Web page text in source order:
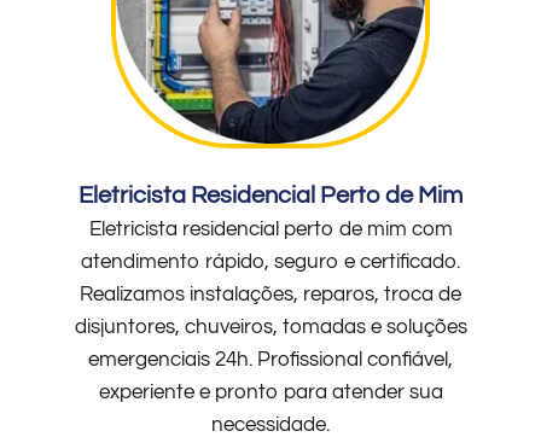
Eletricista Residencial Perto de Mim
Eletricista residencial perto de mim com
atendimento rápido, seguro e certificado.
Realizamos instalações, reparos, troca de
disjuntores, chuveiros, tomadas e soluções
emergenciais 24h. Profissional confiável,
experiente e pronto para atender sua
necessidade.